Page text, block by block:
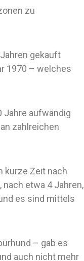
zu
gekauft
1970 – welches
Jahre aufwändig
zahlreichen
kurze Zeit nach
etwa 4 Jahren,
es sind mittels
– gab es
auch nicht mehr